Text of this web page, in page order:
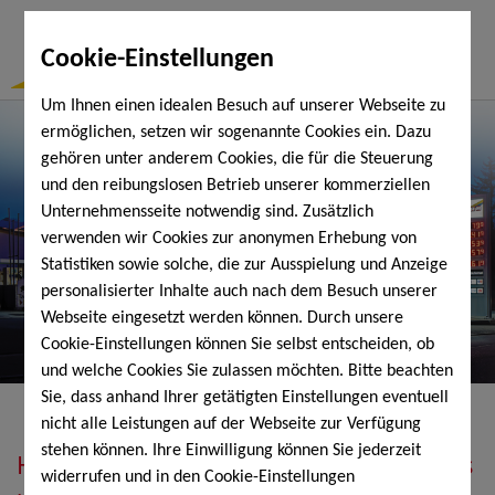
Cookie-Einstellungen
Um Ihnen einen idealen Besuch auf unserer Webseite zu
ermöglichen, setzen wir sogenannte Cookies ein. Dazu
gehören unter anderem Cookies, die für die Steuerung
und den reibungslosen Betrieb unserer kommerziellen
Unternehmensseite notwendig sind. Zusätzlich
verwenden wir Cookies zur anonymen Erhebung von
Statistiken sowie solche, die zur Ausspielung und Anzeige
personalisierter Inhalte auch nach dem Besuch unserer
Webseite eingesetzt werden können. Durch unsere
Cookie-Einstellungen können Sie selbst entscheiden, ob
und welche Cookies Sie zulassen möchten. Bitte beachten
Sie, dass anhand Ihrer getätigten Einstellungen eventuell
nicht alle Leistungen auf der Webseite zur Verfügung
stehen können. Ihre Einwilligung können Sie jederzeit
widerrufen und in den Cookie-Einstellungen
Heizöl, Diesel, Schmierstoffe, Holzpellets